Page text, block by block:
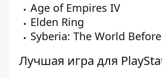
Age of Empires IV
Elden Ring
Syberia: The World Before
Лучшая игра для